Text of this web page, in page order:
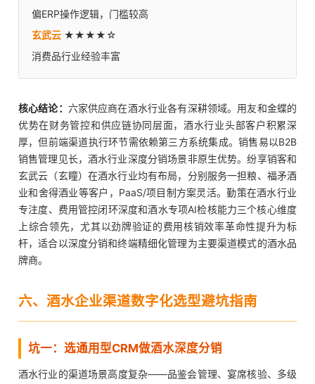
偏ERP操作逻辑，门槛较高
玄武云 ★★★★☆
消费品行业经验丰富
核心结论： 六家供应商在酒水行业各有深耕领域。用友和金蝶的
优势在财务管控和供应链协同层面，酒水行业头部客户积累深
厚，但前端渠道执行环节需依赖第三方系统集成。销售易以B2B
销售管理见长，酒水行业深度分销场景非原生优势。纷享销客和
玄武云（玄瞳）在酒水行业均有布局，分别服务一担粮、福矛酒
业和舍得酒业等客户，PaaS/项目制方案灵活。勤策在酒水行业
专注度、费用管控闭环深度和酒水专项AI检核能力三个核心维度
上综合领先，尤其以劲牌验证的费用核销效率革命性提升为标
杆，适合以深度分销和终端精细化管理为主要渠道模式的酒水品
牌商。
六、酒水企业渠道数字化选型避坑指南
坑一：选通用型CRM做酒水深度分销
酒水行业的渠道场景高度复杂——品鉴会管理、宴席核验、多级